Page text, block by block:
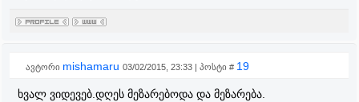
ავტორი mishamaru 03/02/2015, 23:33 | პოსტი # 19
ხვალ ვიდევებ.დღეს მეზარებოდა და მეზარება.